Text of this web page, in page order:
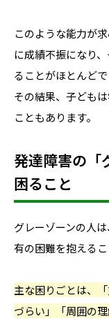
このような能力が
に成績不振になり
ることがほとんどで
その結果、子ども
こともあります。
発達障害の「
困ること
グレーゾーンの人
有の困難を抱えるこ
主な困りごとは、
づらい」「周囲の